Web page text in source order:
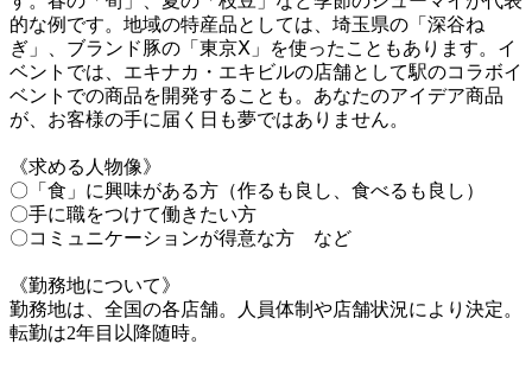
的な例です。地域の特産品としては、埼玉県の「深谷ね
ぎ」、ブランド豚の「東京Ⅹ」を使ったこともあります。イ
ベントでは、エキナカ・エキビルの店舗として駅のコラボイ
ベントでの商品を開発することも。あなたのアイデア商品
が、お客様の手に届く日も夢ではありません。
《求める人物像》
〇「食」に興味がある方（作るも良し、食べるも良し）
〇手に職をつけて働きたい方
〇コミュニケーションが得意な方　など
《勤務地について》
勤務地は、全国の各店舗。人員体制や店舗状況により決定。
転勤は2年目以降随時。